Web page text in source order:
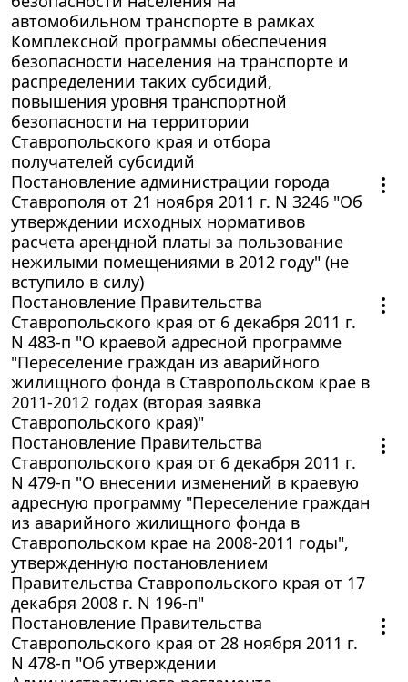
автомобильном транспорте в рамках
Комплексной программы обеспечения
безопасности населения на транспорте и
распределении таких субсидий,
повышения уровня транспортной
безопасности на территории
Ставропольского края и отбора
получателей субсидий
Постановление администрации города
Ставрополя от 21 ноября 2011 г. N 3246 "Об
утверждении исходных нормативов
расчета арендной платы за пользование
нежилыми помещениями в 2012 году" (не
вступило в силу)
Постановление Правительства
Ставропольского края от 6 декабря 2011 г.
N 483-п "О краевой адресной программе
"Переселение граждан из аварийного
жилищного фонда в Ставропольском крае в
2011-2012 годах (вторая заявка
Ставропольского края)"
Постановление Правительства
Ставропольского края от 6 декабря 2011 г.
N 479-п "О внесении изменений в краевую
адресную программу "Переселение граждан
из аварийного жилищного фонда в
Ставропольском крае на 2008-2011 годы",
утвержденную постановлением
Правительства Ставропольского края от 17
декабря 2008 г. N 196-п"
Постановление Правительства
Ставропольского края от 28 ноября 2011 г.
N 478-п "Об утверждении